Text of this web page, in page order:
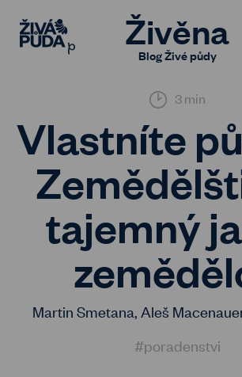
Živěna
Blog Živé půdy
3 min
Vlastníte
tajemný
Martin Smetana, Aleš
#poradenstvi